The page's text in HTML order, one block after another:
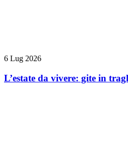
6 Lug 2026
L’estate da vivere: gite in